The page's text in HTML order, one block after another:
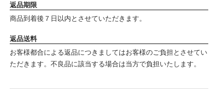
返品期限
商品到着後７日以内とさせていただきます。
返品送料
お客様都合による返品につきましてはお客様のご負担とさせてい
ただきます。不良品に該当する場合は当方で負担いたします。